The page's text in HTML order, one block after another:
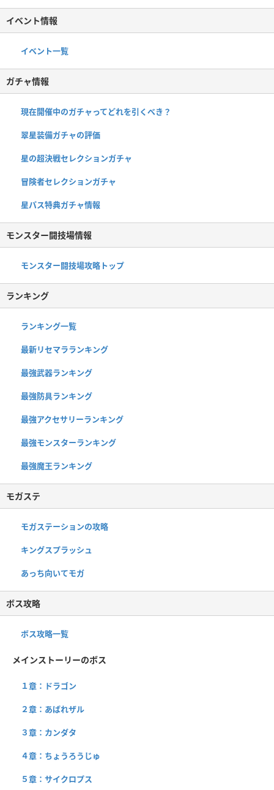
イベント情報
イベント一覧
ガチャ情報
現在開催中のガチャってどれを引くべき？
翠星装備ガチャの評価
星の超決戦セレクションガチャ
冒険者セレクションガチャ
星パス特典ガチャ情報
モンスター闘技場情報
モンスター闘技場攻略トップ
ランキング
ランキング一覧
最新リセマラランキング
最強武器ランキング
最強防具ランキング
最強アクセサリーランキング
最強モンスターランキング
最強魔王ランキング
モガステ
モガステーションの攻略
キングスプラッシュ
あっち向いてモガ
ボス攻略
ボス攻略一覧
メインストーリーのボス
１章：ドラゴン
２章：あばれザル
３章：カンダタ
４章：ちょうろうじゅ
５章：サイクロプス